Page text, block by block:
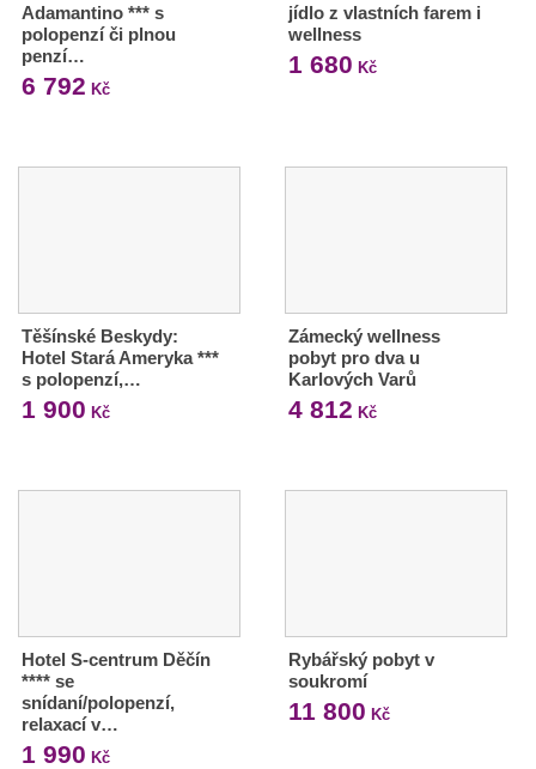
Adamantino *** s
polopenzí či plnou
penzí…
6 792 Kč
jídlo z vlastních farem i
wellness
1 680 Kč
Těšínské Beskydy:
Hotel Stará Ameryka ***
s polopenzí,…
1 900 Kč
Zámecký wellness
pobyt pro dva u
Karlových Varů
4 812 Kč
Hotel S-centrum Děčín
**** se
snídaní/polopenzí,
relaxací v…
1 990 Kč
Rybářský pobyt v
soukromí
11 800 Kč